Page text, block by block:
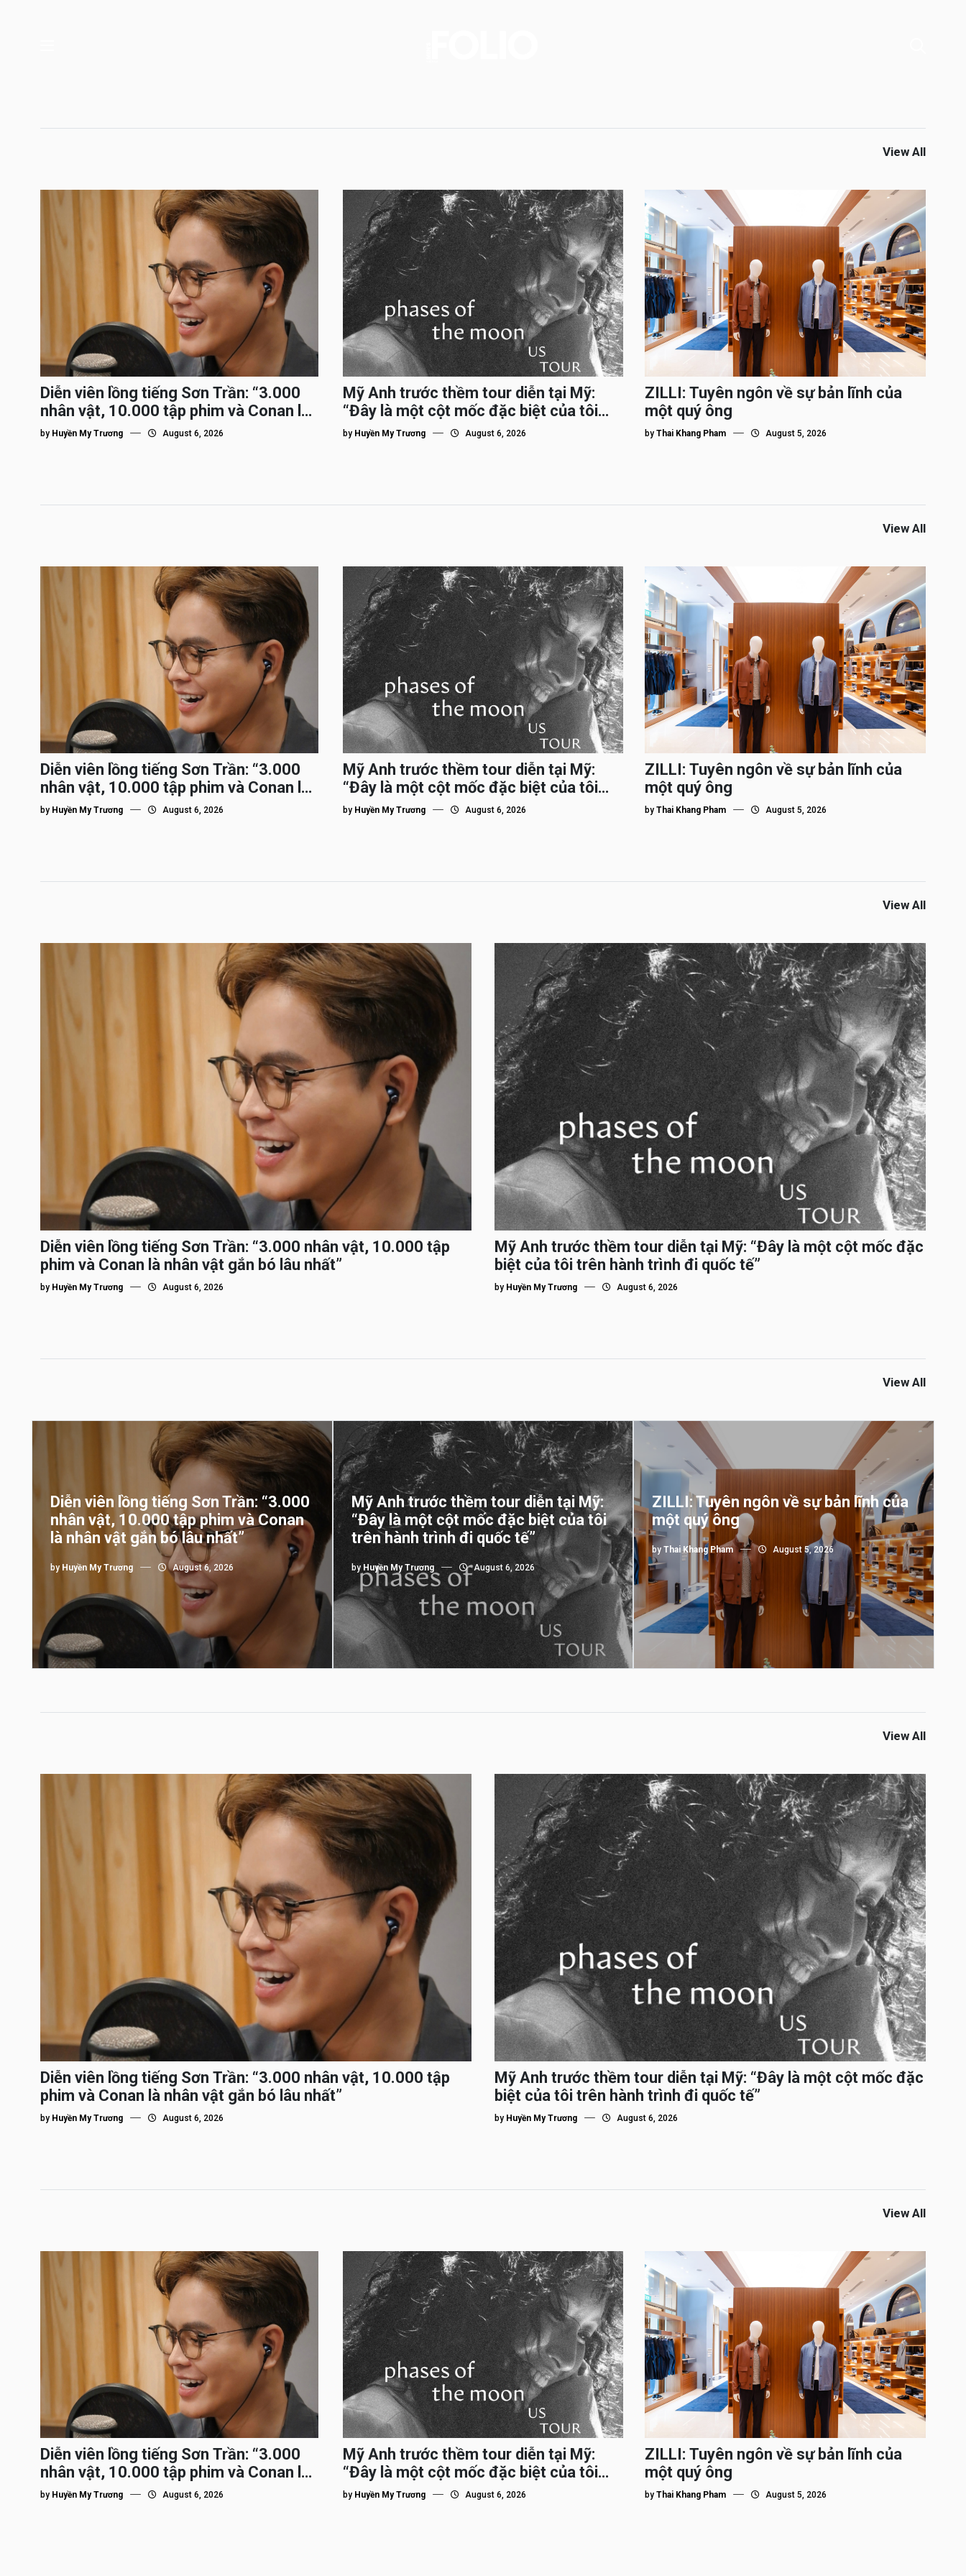
View All
Diễn viên lồng tiếng Sơn Trần: “3.000
nhân vật, 10.000 tập phim và Conan là
nhân vật gắn bó lâu nhất”
by Huyền My Trương August 6, 2026
Mỹ Anh trước thềm tour diễn tại Mỹ:
“Đây là một cột mốc đặc biệt của tôi
trên hành trình đi quốc tế”
by Huyền My Trương August 6, 2026
ZILLI: Tuyên ngôn về sự bản lĩnh của
một quý ông
byThai Khang Pham August 5, 2026
View All
Diễn viên lồng tiếng Sơn Trần: “3.000
nhân vật, 10.000 tập phim và Conan là
nhân vật gắn bó lâu nhất”
by Huyền My Trương August 6, 2026
Mỹ Anh trước thềm tour diễn tại Mỹ:
“Đây là một cột mốc đặc biệt của tôi
trên hành trình đi quốc tế”
by Huyền My Trương August 6, 2026
ZILLI: Tuyên ngôn về sự bản lĩnh của
một quý ông
byThai Khang Pham August 5, 2026
View All
Diễn viên lồng tiếng Sơn Trần: “3.000 nhân vật, 10.000 tập
phim và Conan là nhân vật gắn bó lâu nhất”
by Huyền My Trương August 6, 2026
Mỹ Anh trước thềm tour diễn tại Mỹ: “Đây là một cột mốc đặc
biệt của tôi trên hành trình đi quốc tế”
by Huyền My Trương August 6, 2026
View All
Diễn viên lồng tiếng Sơn Trần: “3.000
nhân vật, 10.000 tập phim và Conan
là nhân vật gắn bó lâu nhất”
by Huyền My Trương August 6, 2026
Mỹ Anh trước thềm tour diễn tại Mỹ:
“Đây là một cột mốc đặc biệt của tôi
trên hành trình đi quốc tế”
by Huyền My Trương August 6, 2026
ZILLI: Tuyên ngôn về sự bản lĩnh của
một quý ông
byThai Khang Pham August 5, 2026
View All
Diễn viên lồng tiếng Sơn Trần: “3.000 nhân vật, 10.000 tập
phim và Conan là nhân vật gắn bó lâu nhất”
by Huyền My Trương August 6, 2026
Mỹ Anh trước thềm tour diễn tại Mỹ: “Đây là một cột mốc đặc
biệt của tôi trên hành trình đi quốc tế”
by Huyền My Trương August 6, 2026
View All
Diễn viên lồng tiếng Sơn Trần: “3.000
nhân vật, 10.000 tập phim và Conan là
nhân vật gắn bó lâu nhất”
by Huyền My Trương August 6, 2026
Mỹ Anh trước thềm tour diễn tại Mỹ:
“Đây là một cột mốc đặc biệt của tôi
trên hành trình đi quốc tế”
by Huyền My Trương August 6, 2026
ZILLI: Tuyên ngôn về sự bản lĩnh của
một quý ông
byThai Khang Pham August 5, 2026